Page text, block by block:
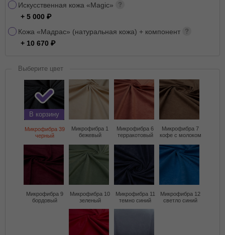
Искусственная кожа «Magic»
+ 5 000
Кожа «Мадрас» (натуральная кожа) + компонент
+ 10 670
Выберите цвет
В корзину
Микрофибра 39
черный
Микрофибра 1
бежевый
Микрофибра 6
терракотовый
Микрофибра 7
кофе с молоком
Микрофибра 9
бордовый
Микрофибра 10
зеленый
Микрофибра 11
темно синий
Микрофибра 12
светло синий